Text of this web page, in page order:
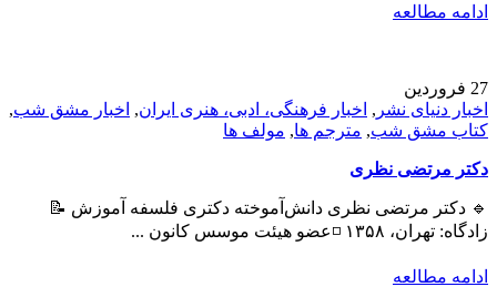
ادامه مطالعه
27 فروردین
اخبار دنیای نشر , اخبار فرهنگی، ادبی، هنری ایران, اخبار مشق شب,
کتاب مشق شب, مترجم ها, مولف ها
دکتر مرتضی نظری
🔹 دکتر مرتضی نظری دانش‌آموخته دکتری فلسفه آموزش 📝
زادگاه: تهران، ۱۳۵۸ ◽عضو هیئت موسس کانون ...
ادامه مطالعه